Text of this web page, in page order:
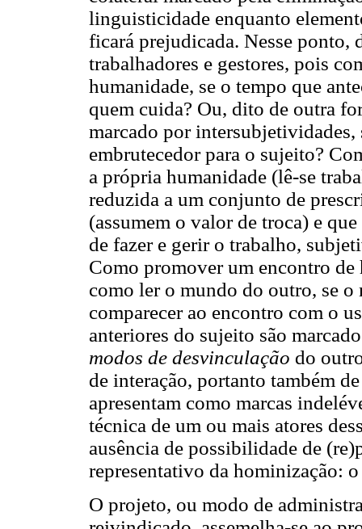
linguisticidade enquanto
ficará prejudicada. Nesse ponto,
trabalhadores e gestores, pois
humanidade, se o tempo que
quem cuida? Ou, dito de outra
marcado por
embrutecedor para o sujeito?
a própria humanidade (lê-se
reduzida a um conjunto de
(assumem o valor de troca) e
de fazer e gerir o trabalho,
Como promover um encontro
como ler o mundo do outro, se
comparecer ao encontro com o
anteriores do sujeito são
modos de desvinculação do
de interação, portanto também
apresentam como marcas
técnica de um ou mais atores
ausência de possibilidade de
representativo da hominização:
O projeto, ou modo de